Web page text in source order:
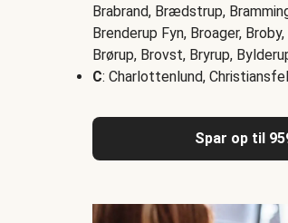
Brabrand, Brædstrup,
Brenderup Fyn, Broager,
Brørup, Brovst, Bryrup,
C: Charlottenlund,
Spar op til